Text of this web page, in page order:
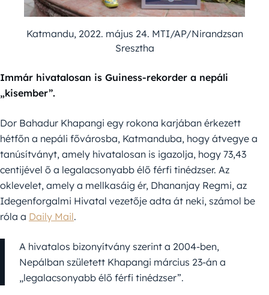
Katmandu, 2022. május 24. MTI/AP/Nirandzsan
Sresztha
Immár hivatalosan is Guiness-rekorder a nepáli
„kisember”.
Dor Bahadur Khapangi egy rokona karjában érkezett
hétfőn a nepáli fővárosba, Katmanduba, hogy átvegye a
tanúsítványt, amely hivatalosan is igazolja, hogy 73,43
centijével ő a legalacsonyabb élő férfi tinédzser. Az
oklevelet, amely a mellkasáig ér, Dhananjay Regmi, az
Idegenforgalmi Hivatal vezetője adta át neki, számol be
róla a Daily Mail.
A hivatalos bizonyítvány szerint a 2004-ben,
Nepálban született Khapangi március 23-án a
„legalacsonyabb élő férfi tinédzser”.